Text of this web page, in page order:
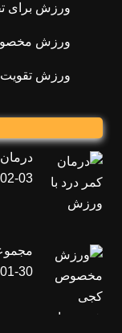
ورزش برای
ورزش
ورزش تقویت
03
30